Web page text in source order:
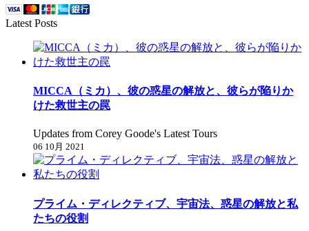
Latest Posts
MICCA（ミカ）、彼の惑星の解放と、彼らが陥りか
けた救世主の罠
Updates from Corey Goode's Latest Tours
06 10月 2021
プライム・ディレクティブ、宇宙法、惑星の解放と私
たちの役割